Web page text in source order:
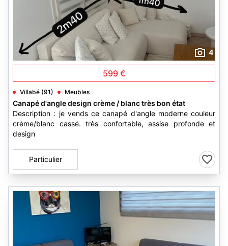
4
599 €
Villabé (91) Meubles
Canapé d'angle design crème / blanc très bon état
Description : je vends ce canapé d'angle moderne couleur
crème/blanc cassé. très confortable, assise profonde et
design
Particulier